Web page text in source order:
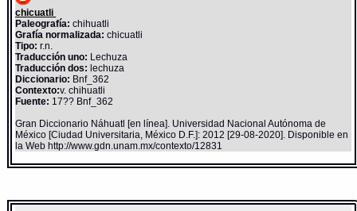
chicuatli
Paleografía: chihuatli
Grafía normalizada: chicuatli
Tipo: r.n.
Traducción uno: Lechuza
Traducción dos: lechuza
Diccionario: Bnf_362
Contexto:v. chihuatli
Fuente: 17?? Bnf_362
Gran Diccionario Náhuatl [en línea]. Universidad Nacional Autónoma de
México [Ciudad Universitaria, México D.F.]: 2012 [29-08-2020]. Disponible en
la Web http://www.gdn.unam.mx/contexto/12831